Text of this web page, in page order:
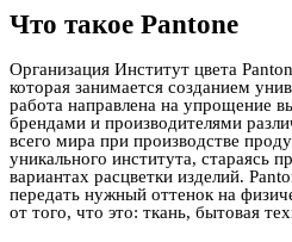
Что такое Pantone
Организация Институт цвета
которая занимается созданием
работа направлена на упрощение
брендами и производителями
всего мира при производстве
уникального института, стараясь
вариантах расцветки изделий.
передать нужный оттенок на
от того, что это: ткань, бытовая